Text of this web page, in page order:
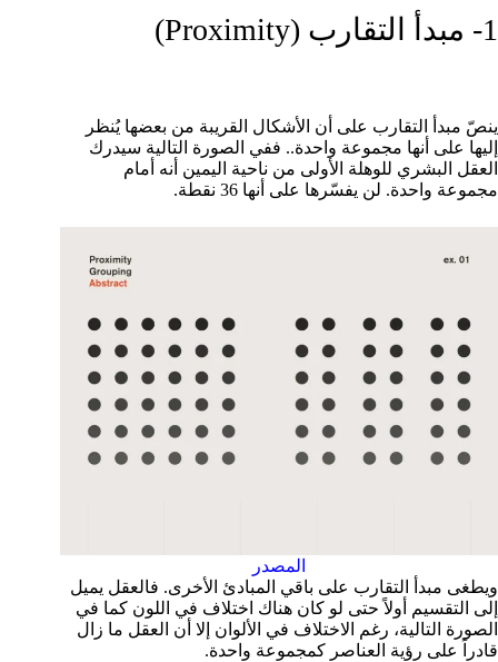
1- مبدأ التقارب (Proximity)
ينصّ مبدأ التقارب على أن الأشكال القريبة من بعضها يُنظر
إليها على أنها مجموعة واحدة.. ففي الصورة التالية سيدرك
العقل البشري للوهلة الأولى من ناحية اليمين أنه أمام
مجموعة واحدة. لن يفسّرها على أنها 36 نقطة.
المصدر
ويطغى مبدأ التقارب على باقي المبادئ الأخرى. فالعقل يميل
إلى التقسيم أولاً حتى لو كان هناك اختلاف في اللون كما في
الصورة التالية، رغم الاختلاف في الألوان إلا أن العقل ما زال
قادراً على رؤية العناصر كمجموعة واحدة.